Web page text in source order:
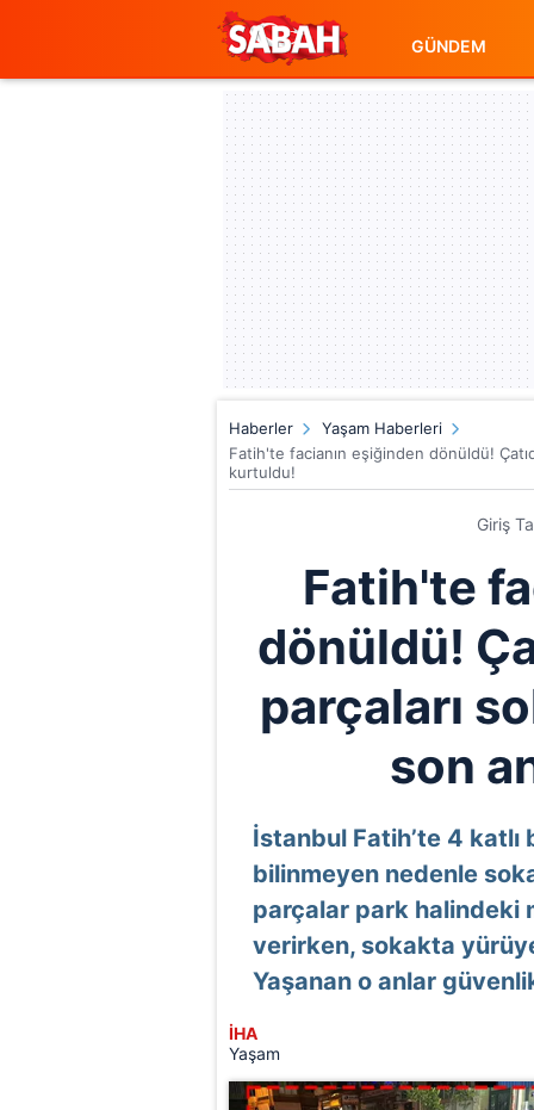
GÜNDEM
Haberler
Yaşam Haberleri
Fatih'te facianın eşiğinden dönüldü!
kurtuldu!
Giriş
Fatih'te
dönüldü!
parçaları
son
İstanbul Fatih’te 4 katlı
bilinmeyen nedenle
parçalar park halindeki
verirken, sokakta
Yaşanan o anlar
İHA
Yaşam